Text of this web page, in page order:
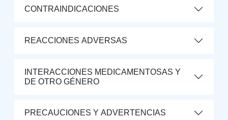
CONTRAINDICACIONES
REACCIONES ADVERSAS
INTERACCIONES MEDICAMENTOSAS Y
DE OTRO GÉNERO
PRECAUCIONES Y ADVERTENCIAS